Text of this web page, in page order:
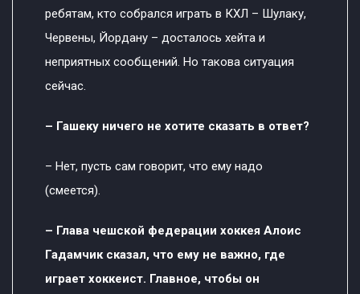
ребятам, кто собрался играть в КХЛ – Шулаку,
Червены, Йордану – досталось хейта и
неприятных сообщений. Но такова ситуация
сейчас.
– Гашеку ничего не хотите сказать в ответ?
– Нет, пусть сам говорит, что ему надо
(смеется).
– Глава чешской федерации хоккея Алоис
Гадамчик сказал, что ему не важно, где
играет хоккеист. Главное, чтобы он